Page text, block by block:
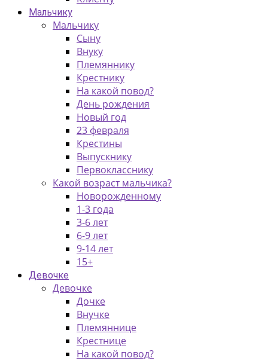
Мальчику
Мальчику
Сыну
Внуку
Племяннику
Крестнику
На какой повод?
День рождения
Новый год
23 февраля
Крестины
Выпускнику
Первокласснику
Какой возраст мальчика?
Новорожденному
1-3 года
3-6 лет
6-9 лет
9-14 лет
15+
Девочке
Девочке
Дочке
Внучке
Племяннице
Крестнице
На какой повод?